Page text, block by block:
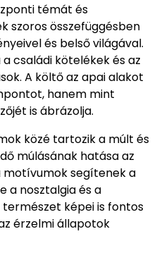
témát és
szoros összefüggésben
és belső világával.
családi kötelékek és az
A költő az apai alakot
hanem mint
is ábrázolja.
közé tartozik a múlt és
múlásának hatása az
motívumok segítenek a
a nosztalgia és a
képei is fontos
érzelmi állapotok